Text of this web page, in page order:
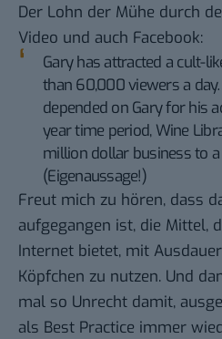
Der Lohn der Mühe durch
Video und auch Facebook:
Gary has attracted a cult-
than 60,000 viewers a
depended on Gary for his
year time period, Wine
million dollar business to
(Eigenaussage!)
Freut mich zu hören, dass
aufgegangen ist, die Mittel,
Internet bietet, mit
Köpfchen zu nutzen. Und
mal so Unrecht damit,
als Best Practice immer